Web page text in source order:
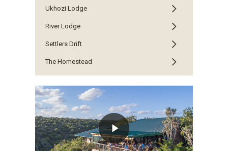
Ukhozi Lodge
River Lodge
Settlers Drift
The Homestead